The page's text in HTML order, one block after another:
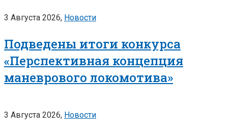
3 Августа 2026, Новости
Подведены итоги конкурса
«Перспективная концепция
маневрового локомотива»
3 Августа 2026, Новости